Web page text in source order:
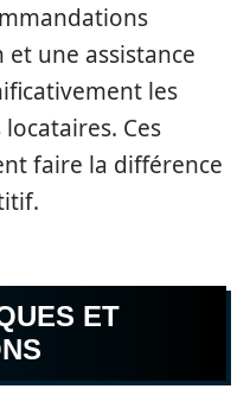
une assistance
les
Ces
faire la différence
ET